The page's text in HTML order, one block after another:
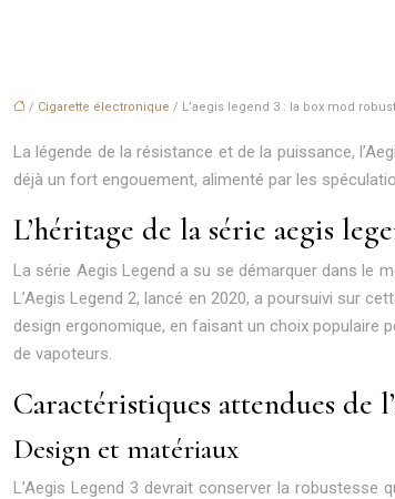
/ Cigarette électronique / L’aegis legend 3 : la box mod
La légende de la résistance et de la puissance,
déjà un fort engouement, alimenté par les
L’héritage de la série aegis
La série Aegis Legend a su se démarquer dans le
L’Aegis Legend 2, lancé en 2020, a poursuivi sur
design ergonomique, en faisant un choix populaire
de vapoteurs.
Caractéristiques attendues de
Design et matériaux
L’Aegis Legend 3 devrait conserver la